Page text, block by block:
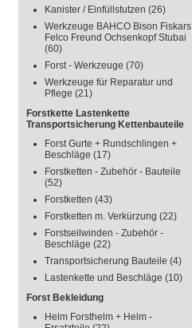
Kanister / Einfüllstutzen (26)
Werkzeuge BAHCO Bison Fiskars
Felco Freund Ochsenkopf Stubai
(60)
Forst - Werkzeuge (70)
Werkzeuge für Reparatur und
Pflege (21)
Forstkette Lastenkette
Transportsicherung Kettenbauteile
Forst Gurte + Rundschlingen +
Beschläge (17)
Forstketten - Zubehör - Bauteile
(52)
Forstketten (43)
Forstketten m. Verkürzung (22)
Forstseilwinden - Zubehör -
Beschläge (22)
Transportsicherung Bauteile (4)
Lastenkette und Beschläge (10)
Forst Bekleidung
Helm Forsthelm + Helm -